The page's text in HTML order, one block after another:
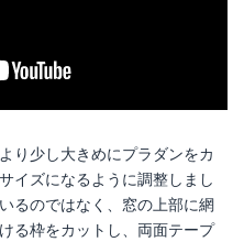
り少し大きめにプラダンをカ
イズになるように調整しまし
るのではなく、窓の上部に網
る枠をカットし、両面テープ